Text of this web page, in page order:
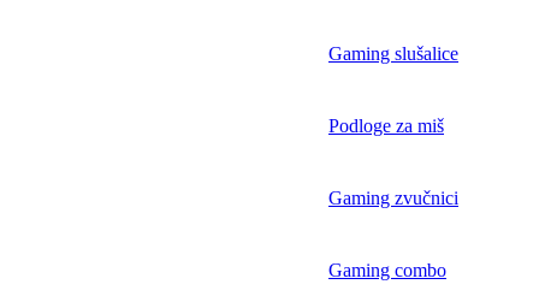
Gaming slušalice
Podloge za miš
Gaming zvučnici
Gaming combo